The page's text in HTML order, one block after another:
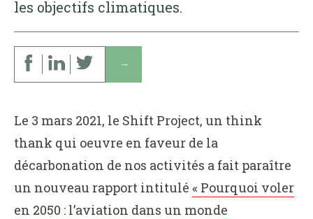
les objectifs climatiques.
↓
Le 3 mars 2021, le Shift Project, un think
thank qui oeuvre en faveur de la
décarbonation de nos activités a fait paraître
un nouveau rapport intitulé « Pourquoi voler
en 2050 : l’aviation dans un monde